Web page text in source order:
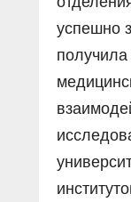
успешно
получила